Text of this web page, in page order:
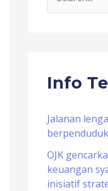
c
f
o
r
:
Info
Jalanan
OJK
keuangan
inisiatif